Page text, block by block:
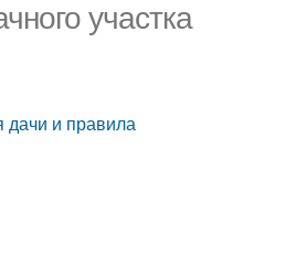
участка
дачи и правила